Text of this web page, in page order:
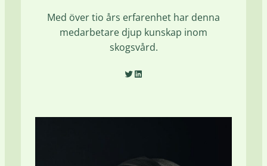
Med över tio års erfarenhet har denna
medarbetare djup kunskap inom
skogsvård.
Twitter LinkedIn